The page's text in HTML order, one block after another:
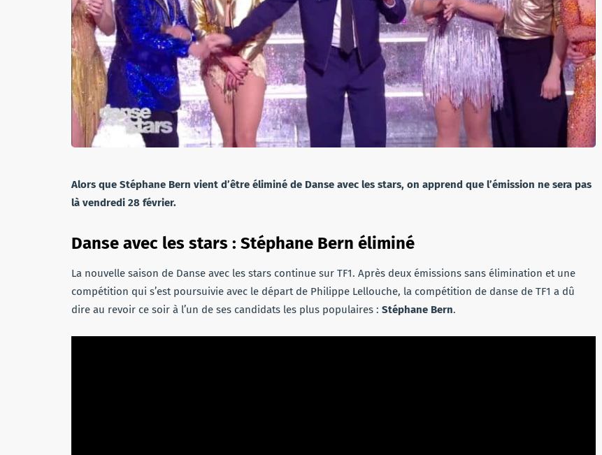
Alors que Stéphane Bern vient d’être éliminé de Danse avec les stars, on apprend que l’émission ne sera pas
là vendredi 28 février.
Danse avec les stars : Stéphane Bern éliminé
La nouvelle saison de Danse avec les stars continue sur TF1. Après deux émissions sans élimination et une
compétition qui s’est poursuivie avec le départ de Philippe Lellouche, la compétition de danse de TF1 a dû
dire au revoir ce soir à l’un de ses candidats les plus populaires : Stéphane Bern.